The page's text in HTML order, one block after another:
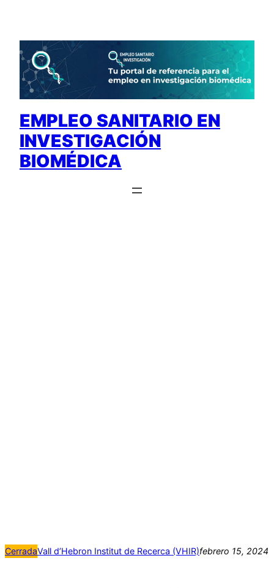
contenido
EMPLEO SANITARIO EN
INVESTIGACIÓN
BIOMÉDICA
CerradaVall d’Hebron Institut de Recerca (VHIR)febrero 15, 2024